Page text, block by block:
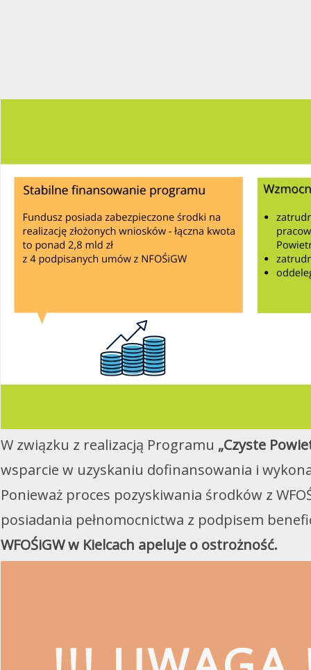
W związku z realizacją Programu „Czyste
wsparcie w uzyskaniu dofinansowania i
Ponieważ proces pozyskiwania środków z
posiadania pełnomocnictwa z podpisem
WFOŚiGW w Kielcach apeluje o ostrożność.